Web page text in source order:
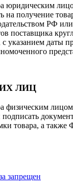
юридическим
на получение
РФ
поставщика
указанием даты
ЛИЦ
физическим
подписать
товара, а
запрещен